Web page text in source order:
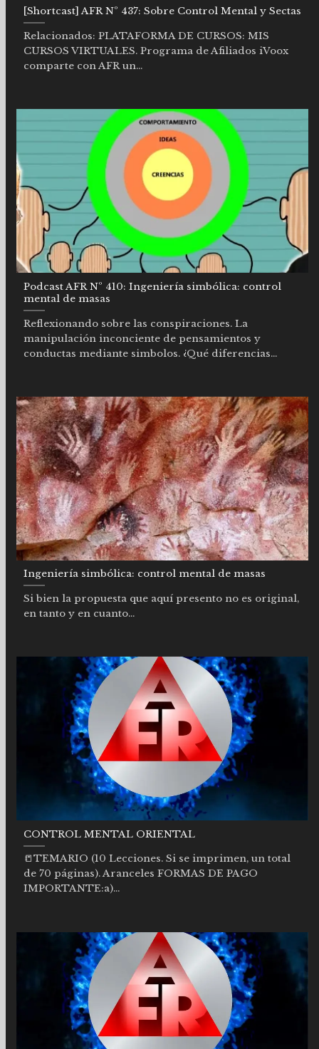
[Shortcast] AFR Nº 437: Sobre Control Mental y Sectas
Relacionados: PLATAFORMA DE CURSOS: MIS
CURSOS VIRTUALES. Programa de Afiliados iVoox
comparte con AFR un...
Podcast AFR Nº 410: Ingeniería simbólica: control
mental de masas
Reflexionando sobre las conspiraciones. La
manipulación inconciente de pensamientos y
conductas mediante simbolos. ¿Qué diferencias...
Ingeniería simbólica: control mental de masas
Si bien la propuesta que aquí presento no es original,
en tanto y en cuanto...
CONTROL MENTAL ORIENTAL
📒TEMARIO (10 Lecciones. Si se imprimen, un total
de 70 páginas). Aranceles FORMAS DE PAGO
IMPORTANTE:a)...